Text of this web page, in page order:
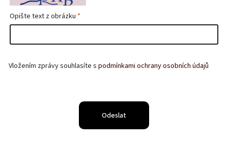
Opište text z obrázku
Vložením zprávy souhlasíte s podmínkami ochrany osobních údajů
Odeslat